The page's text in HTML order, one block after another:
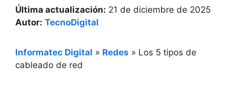
Última actualización: 21 de diciembre de 2025
Autor: TecnoDigital
Informatec Digital » Redes » Los 5 tipos de
cableado de red